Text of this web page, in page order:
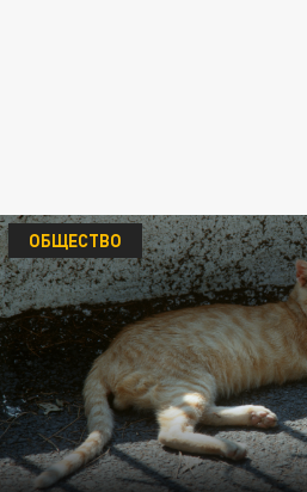
ОБЩЕСТВО